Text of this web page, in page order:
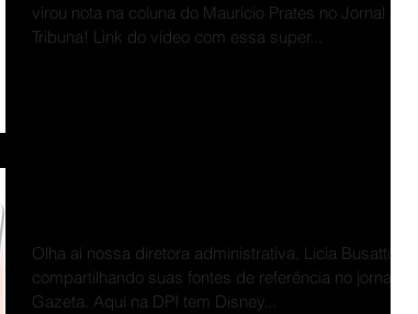
virou nota na coluna do Maurício Prates no Jornal A
Tribuna! Link do vídeo com essa super...
Olha aí nossa diretora administrativa, Licia Busatto,
compartilhando suas fontes de referência no jornal A
Gazeta. Aqui na DPI tem Disney...